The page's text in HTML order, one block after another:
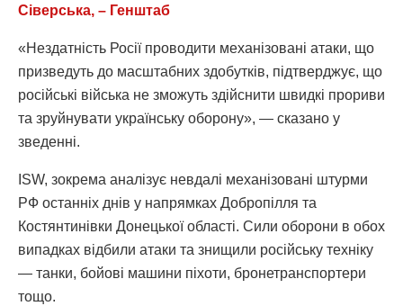
Сіверська, – Генштаб
«Нездатність Росії проводити механізовані атаки, що
призведуть до масштабних здобутків, підтверджує, що
російські війська не зможуть здійснити швидкі прориви
та зруйнувати українську оборону», — сказано у
зведенні.
ISW, зокрема аналізує невдалі механізовані штурми
РФ останніх днів у напрямках Добропілля та
Костянтинівки Донецької області. Сили оборони в обох
випадках відбили атаки та знищили російську техніку
— танки, бойові машини піхоти, бронетранспортери
тощо.